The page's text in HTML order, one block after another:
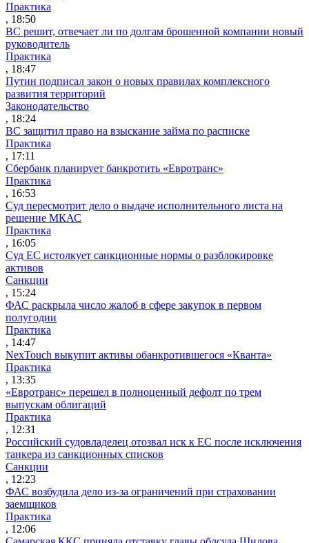
Практика
, 18:50
ВС решит, отвечает ли по долгам брошенной компании новый
руководитель
Практика
, 18:47
Путин подписал закон о новых правилах комплексного
развития территорий
Законодательство
, 18:24
ВС защитил право на взыскание займа по расписке
Практика
, 17:11
Сбербанк планирует банкротить «Евротранс»
Практика
, 16:53
Суд пересмотрит дело о выдаче исполнительного листа на
решение МКАС
Практика
, 16:05
Суд ЕС истолкует санкционные нормы о разблокировке
активов
Санкции
, 15:24
ФАС раскрыла число жалоб в сфере закупок в первом
полугодии
Практика
, 14:47
NexTouch выкупит активы обанкротившегося «Кванта»
Практика
, 13:35
«Евротранс» перешел в полноценный дефолт по трем
выпускам облигаций
Практика
, 12:31
Российский судовладелец отозвал иск к ЕС после исключения
танкера из санкционных списков
Санкции
, 12:23
ФАС возбудила дело из-за ограничений при страховании
заемщиков
Практика
, 12:06